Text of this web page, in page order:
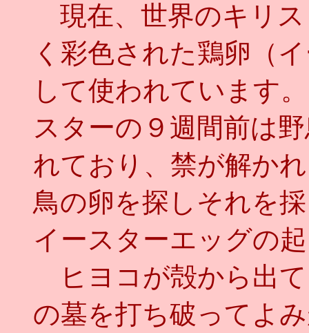
現在、世界のキリ
く彩色された鶏卵（
して使われています
スターの９週間前は
れており、禁が解か
鳥の卵を探しそれを
イースターエッグの
ヒヨコが殻から出
の墓を打ち破ってよ